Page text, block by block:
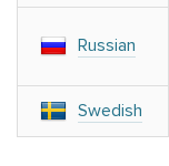
Russian
Swedish